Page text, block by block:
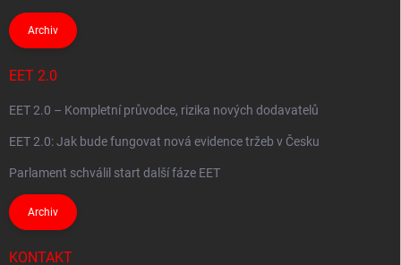
Archiv
EET 2.0
EET 2.0 – Kompletní průvodce, rizika nových dodavatelů
EET 2.0: Jak bude fungovat nová evidence tržeb v Česku
Parlament schválil start další fáze EET
Archiv
KONTAKT